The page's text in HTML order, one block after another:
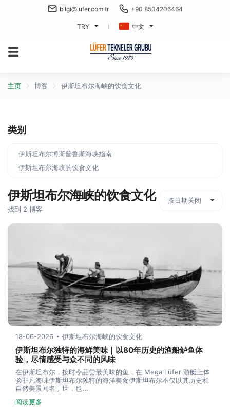
bilgi@lufer.com.tr +90 8504206464
TRY 中文
主页 博客 伊斯坦布尔海峡的饮食文化
类别
伊斯坦布尔博斯普鲁斯海峡指南
伊斯坦布尔海峡的饮食文化
伊斯坦布尔海峡的饮食文化
找到 2 博客
18-06-2026 伊斯坦布尔海峡的饮食文化
伊斯坦布尔独特的海鲜美味｜以80年历史的渔船鲈鱼体
验，尽情感受与众不同的风味
在伊斯坦布尔，按时令品尝最美味的鱼，在 Mega Lüfer 游艇上体
验非凡海味伊斯坦布尔独特的海洋美食伊斯坦布尔不仅以其历史和
自然美景闻名于世，也...
阅读更多